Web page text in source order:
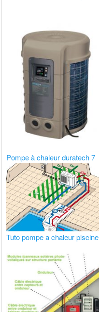
Pompe à chaleur duratech 7
Tuto pompe a chaleur piscine